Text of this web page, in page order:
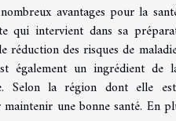
avantages pour la
qui intervient dans sa
réduction des risques de
également un ingrédient
Selon la région dont elle
une bonne santé. En